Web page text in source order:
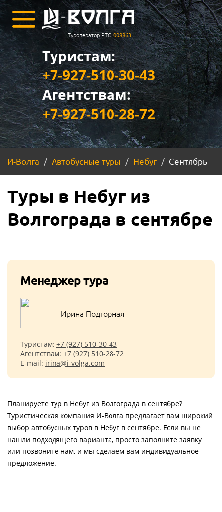
Туроператор РТО 008863
Туристам:
+7-927-510-30-43
Агентствам:
+7-927-510-28-72
И-Волга Автобусные туры Небуг Сентябрь
Туры в Небуг из
Волгограда в сентябре
Менеджер тура
Ирина Подгорная
Туристам: +7 (927) 510-30-43
Агентствам: +7 (927) 510-28-72
E-mail: irina@i-volga.com
Планируете тур в Небуг из Волгограда в сентябре?
Туристическая компания И-Волга предлагает вам широкий
выбор автобусных туров в Небуг в сентябре. Если вы не
нашли подходящего варианта, просто заполните заявку
или позвоните нам, и мы сделаем вам индивидуальное
предложение.